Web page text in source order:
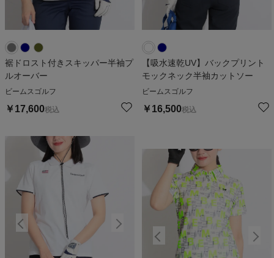
裾ドロスト付きスキッパー半袖プ
ルオーバー
ビームスゴルフ
￥ 17,600税込
【吸水速乾UV】バックプリント
モックネック半袖カットソー
ビームスゴルフ
￥ 16,500税込